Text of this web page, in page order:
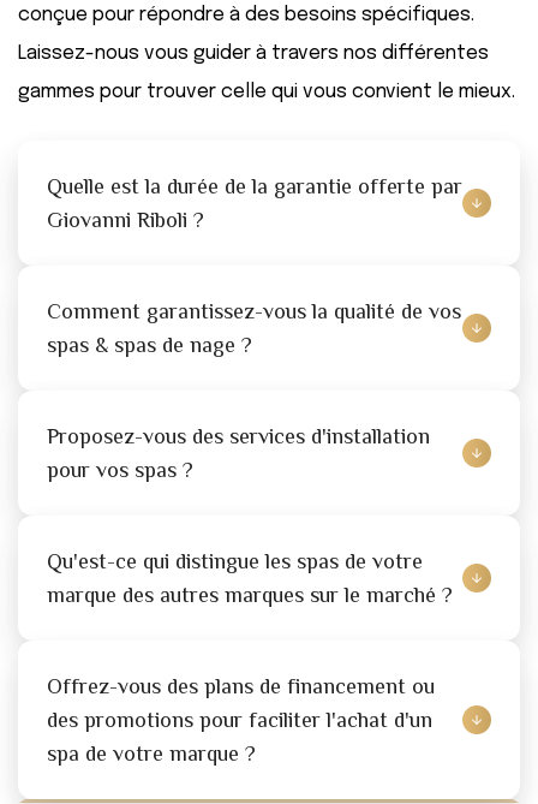
conçue pour répondre à des besoins spécifiques.
Laissez-nous vous guider à travers nos différentes
gammes pour trouver celle qui vous convient le mieux.
Quelle est la durée de la garantie offerte par
Giovanni Riboli ?
Comment garantissez-vous la qualité de vos
spas & spas de nage ?
Proposez-vous des services d'installation
pour vos spas ?
Qu'est-ce qui distingue les spas de votre
marque des autres marques sur le marché ?
Offrez-vous des plans de financement ou
des promotions pour faciliter l'achat d'un
spa de votre marque ?